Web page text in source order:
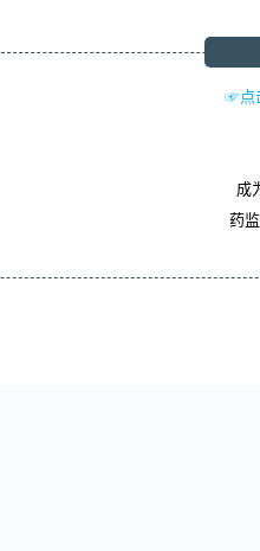
☞点
成
药